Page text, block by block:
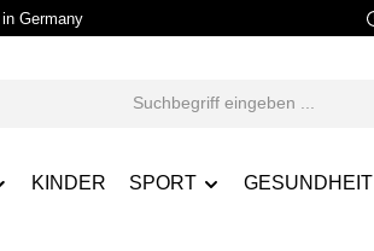
Germany
KINDER SPORT GESUNDHEIT